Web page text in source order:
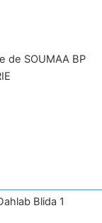
de SOUMAA BP
Blida 1